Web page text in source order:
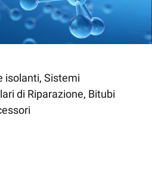
isolanti, Sistemi
di Riparazione, Bitubi